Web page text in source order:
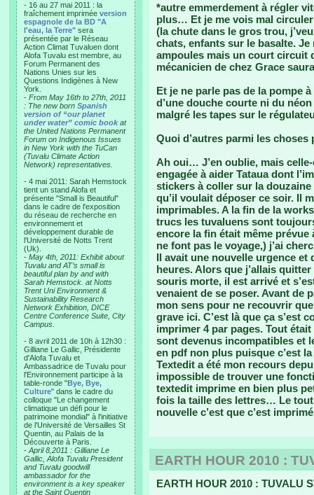
- 16 au 27 mai 2011 : la
fraîchement imprimée version
espagnole de la BD "A
l'eau, la Terre" sera
présentée par le Réseau
Action Climat Tuvaluen dont
Alofa Tuvalu est membre, au
Forum Permanent des
Nations Unies sur les
Questions Indigènes à New
York.
- From May 16th to 27th, 2011
: The new born Spanish
version of “our planet
under water” comic book at
the United Nations Permanent
Forum on Indigenous Issues
in New York with the TuCan
(Tuvalu Climate Action
Network) representatives.
- 4 mai 2011: Sarah Hemstock
tient un stand Alofa et
présente "Small is Beautiful"
dans le cadre de l'exposition
du réseau de recherche en
environnement et
développement durable de
l'Université de Notts Trent
(Uk).
- May 4th, 2011: Exhibit about
Tuvalu and AT’s small is
beautiful plan by and with
Sarah Hemstock. at Notts
Trent Uni Environment &
Sustainability Research
Network Exhibition, DICE
Centre Conference Suite, City
Campus.
- 8 avril 2011 de 10h à 12h30 :
Gilliane Le Gallic, Présidente
d'Alofa Tuvalu et
Ambassadrice de Tuvalu pour
l'Environnement participe à la
table-ronde "Bye, Bye,
Culture" dans le cadre du
colloque "Le changement
climatique un défi pour le
patrimoine mondial" à l'initiative
de l'Université de Versailles St
Quentin, au Palais de la
Découverte à Paris.
- April 8,2011 : Gilliane Le
Gallic, Alofa Tuvalu President
and Tuvalu goodwill
ambassador for the
environment is a key speaker
at the Saint Quentin
*autre emmerdement à régler
plus… Et je me vois mal
(la chute dans le gros trou,
chats, enfants sur le basalte.
ampoules mais un court circuit
mécanicien de chez Grace
Et je ne parle pas de la pompe
d’une douche courte ni du
malgré les tapes sur le
Quoi d’autres parmi les choses
Ah oui… J’en oublie, mais
engagée à aider Tataua dont
stickers à coller sur la
qu’il voulait déposer ce soir. Il
imprimables. A la fin de la
trucs les tuvaluens sont
encore la fin était même
ne font pas le voyage,) j’ai
Il avait une nouvelle urgence
heures. Alors que j’allais
souris morte, il est arrivé et
venaient de se poser. Avant de
mon sens pour ne recouvrir
grave ici. C’est là que ça s’est
imprimer 4 par pages. Tout
sont devenus incompatibles et
en pdf non plus puisque c’est
Textedit a été mon recours
impossible de trouver une
textedit imprime en bien plus
fois la taille des lettres… Le tout
nouvelle c’est que c’est
EARTH HOUR 2010 :
EARTH HOUR 2010 : TUVALU